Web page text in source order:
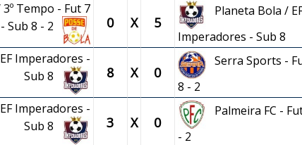
Tempo - Fut 7
- Sub 8 - 2
0 X 5
Planeta Bola /
Imperadores - Sub 8
Imperadores -
Sub 8
8 X 0
Serra Sports -
8 - 2
Imperadores -
Sub 8
3 X 0
Palmeira FC -
- 2